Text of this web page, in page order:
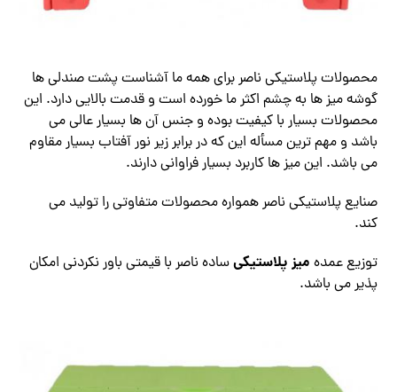
محصولات پلاستیکی ناصر برای همه ما آشناست پشت صندلی ها
گوشه میز ها به چشم اکثر ما خورده است و قدمت بالایی دارد. این
محصولات بسیار با کیفیت بوده و جنس آن ها بسیار عالی می
باشد و مهم ترین مسأله این که در برابر زیر نور آفتاب بسیار مقاوم
می باشد. این میز ها کاربرد بسیار فراوانی دارند.
صنایع پلاستیکی ناصر همواره محصولات متفاوتی را تولید می
کند.
توزیع عمده میز پلاستیکیساده ناصر با قیمتی باور نکردنی امکان
پذیر می باشد.